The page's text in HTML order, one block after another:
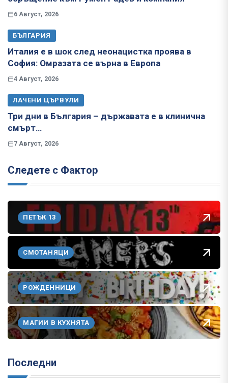
6 Август, 2026
БЪЛГАРИЯ
Италия е в шок след неонацистка проява в
София: Омразата се върна в Европа
4 Август, 2026
ЛАЧЕНИ ЦЪРВУЛИ
Три дни в България – държавата е в клинична
смърт…
7 Август, 2026
Следете с Фактор
ПЕТЪК 13
СМОТАНЯЦИ
РОЖДЕННИЦИ
МАГИИ В КУХНЯТА
Последни